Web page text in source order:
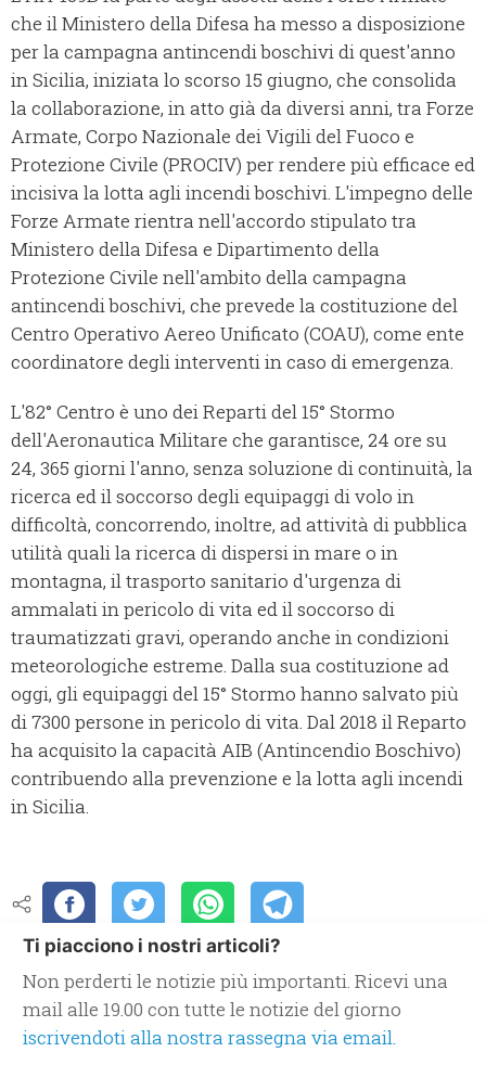
che il Ministero della Difesa ha messo a disposizione
per la campagna antincendi boschivi di quest'anno
in Sicilia, iniziata lo scorso 15 giugno, che consolida
la collaborazione, in atto già da diversi anni, tra Forze
Armate, Corpo Nazionale dei Vigili del Fuoco e
Protezione Civile (PROCIV) per rendere più efficace ed
incisiva la lotta agli incendi boschivi. L'impegno delle
Forze Armate rientra nell'accordo stipulato tra
Ministero della Difesa e Dipartimento della
Protezione Civile nell'ambito della campagna
antincendi boschivi, che prevede la costituzione del
Centro Operativo Aereo Unificato (COAU), come ente
coordinatore degli interventi in caso di emergenza.
L'82° Centro è uno dei Reparti del 15° Stormo
dell'Aeronautica Militare che garantisce, 24 ore su
24, 365 giorni l'anno, senza soluzione di continuità, la
ricerca ed il soccorso degli equipaggi di volo in
difficoltà, concorrendo, inoltre, ad attività di pubblica
utilità quali la ricerca di dispersi in mare o in
montagna, il trasporto sanitario d'urgenza di
ammalati in pericolo di vita ed il soccorso di
traumatizzati gravi, operando anche in condizioni
meteorologiche estreme. Dalla sua costituzione ad
oggi, gli equipaggi del 15° Stormo hanno salvato più
di 7300 persone in pericolo di vita. Dal 2018 il Reparto
ha acquisito la capacità AIB (Antincendio Boschivo)
contribuendo alla prevenzione e la lotta agli incendi
in Sicilia.
Ti piacciono i nostri articoli?
Non perderti le notizie più importanti. Ricevi una
mail alle 19.00 con tutte le notizie del giorno
iscrivendoti alla nostra rassegna via email.